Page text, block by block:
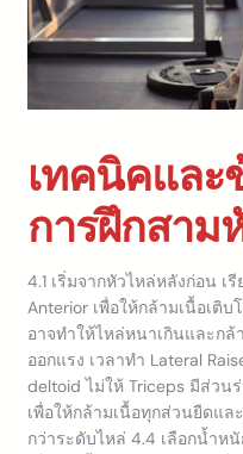
เทคนิคและ
การฝึกสาม
4.1 เริ่มจากหัวไหล่หลังก่อน เ
Anterior เพื่อให้กล้ามเนื้อเติ
อาจทำให้ไหล่หนาเกินและกล้
ออกแรง เวลาทำ Lateral
deltoid ไม่ให้ Triceps มีส่วน
เพื่อให้กล้ามเนื้อทุกส่วนยืดแล
กว่าระดับไหล่ 4.4 เลือกน้ำห